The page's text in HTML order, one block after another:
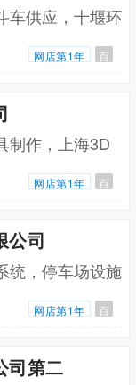
车供应，十堰环
网店第1年 百
制作，上海3D
网店第1年 百
公司
统，停车场设施
网店第1年 百
司第二